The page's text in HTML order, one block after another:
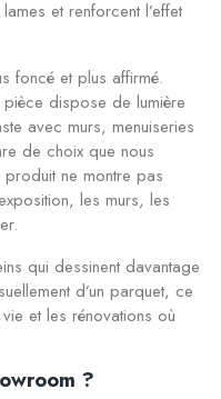
et renforcent l’effet
foncé et plus affirmé.
dispose de lumière
avec murs, menuiseries
de choix que nous
ne montre pas
les murs, les
qui dessinent davantage
d’un parquet, ce
et les rénovations où
?